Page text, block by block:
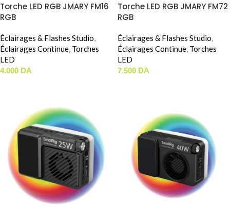
Torche LED RGB JMARY FM16
RGB
Éclairages & Flashes Studio,
Éclairages Continue, Torches
LED
4.000 DA
Torche LED RGB JMARY FM72
RGB
Éclairages & Flashes Studio,
Éclairages Continue, Torches
LED
7.500 DA